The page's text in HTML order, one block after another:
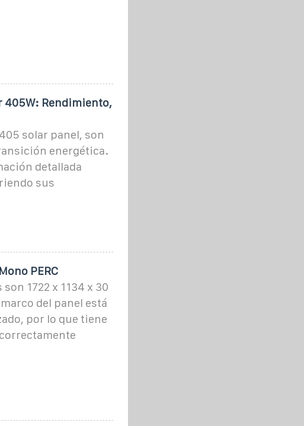
405W: Rendimiento,
solar panel, son
energética.
detallada
sus
PERC
1722 x 1134 x 30
del panel está
por lo que tiene